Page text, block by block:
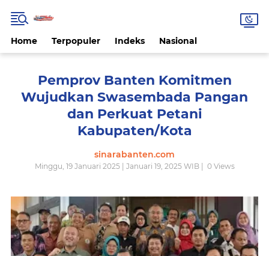
Home Terpopuler Indeks Nasional
Pemprov Banten Komitmen
Wujudkan Swasembada Pangan
dan Perkuat Petani
Kabupaten/Kota
sinarabanten.com
Minggu, 19 Januari 2025 | Januari 19, 2025 WIB | 0Views